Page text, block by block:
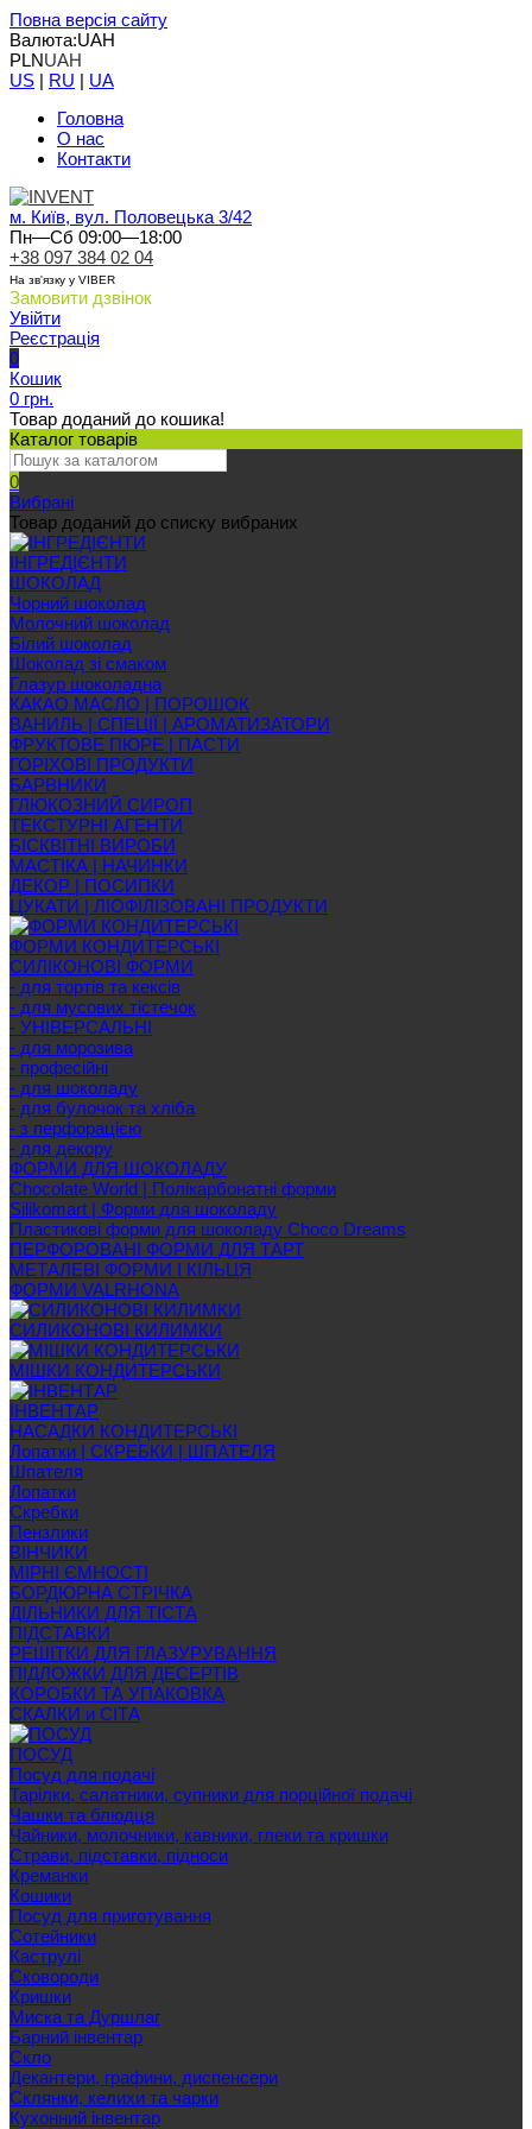
Повна версія сайту
Валюта:UAH
PLNUAH
US | RU | UA
Головна
О нас
Контакти
м. Київ, вул. Половецька 3/42
Пн—Сб 09:00—18:00
+38 097 384 02 04
На зв'язку у VIBER
Замовити дзвінок
Увійти
Реєстрація
0
Кошик
0 грн.
Товар доданий до кошика!
Каталог товарів
0
Вибрані
Товар доданий до списку вибраних
ІНГРЕДІЄНТИ
ШОКОЛАД
Чорний шоколад
Молочний шоколад
Білий шоколад
Шоколад зі смаком
Глазур шоколадна
КАКАО МАСЛО | ПОРОШОК
ВАНИЛЬ | СПЕЦІЇ | АРОМАТИЗАТОРИ
ФРУКТОВЕ ПЮРЕ | ПАСТИ
ГОРІХОВІ ПРОДУКТИ
БАРВНИКИ
ГЛЮКОЗНИЙ СИРОП
ТЕКСТУРНІ АГЕНТИ
БІСКВІТНІ ВИРОБИ
МАСТІКА | НАЧИНКИ
ДЕКОР | ПОСИПКИ
ЦУКАТИ | ЛІОФІЛІЗОВАНІ ПРОДУКТИ
ФОРМИ КОНДИТЕРСЬКІ
СИЛІКОНОВІ ФОРМИ
- для тортів та кексів
- для мусових тістечок
- УНІВЕРСАЛЬНІ
- для морозива
- професійні
- для шоколаду
- для булочок та хліба
- з перфорацією
- для декору
ФОРМИ ДЛЯ ШОКОЛАДУ
Chocolate World | Полікарбонатні форми
Silikomart | Форми для шоколаду
Пластикові форми для шоколаду Choco Dreams
ПЕРФОРОВАНІ ФОРМИ ДЛЯ ТАРТ
МЕТАЛЕВІ ФОРМИ І КІЛЬЦЯ
ФОРМИ VALRHONA
СИЛИКОНОВІ КИЛИМКИ
МІШКИ КОНДИТЕРСЬКИ
ІНВЕНТАР
НАСАДКИ КОНДИТЕРСЬКІ
Лопатки | СКРЕБКИ | ШПАТЕЛЯ
Шпателя
Лопатки
Скребки
Пензлики
ВІНЧИКИ
МІРНІ ЄМНОСТІ
БОРДЮРНА СТРІЧКА
ДІЛЬНИКИ ДЛЯ ТІСТА
ПІДСТАВКИ
РЕШІТКИ ДЛЯ ГЛАЗУРУВАННЯ
ПІДЛОЖКИ ДЛЯ ДЕСЕРТІВ
КОРОБКИ ТА УПАКОВКА
СКАЛКИ и СІТА
ПОСУД
Посуд для подачі
Тарілки, салатники, супники для порційної подачі
Чашки та блюдця
Чайники, молочники, кавники, глеки та кришки
Страви, підставки, підноси
Креманки
Кошики
Посуд для приготування
Сотейники
Каструлі
Сковороди
Кришки
Миска та Дуршлаг
Барний інвентар
Скло
Декантери, графини, диспенсери
Склянки, келихи та чарки
Кухонний інвентар